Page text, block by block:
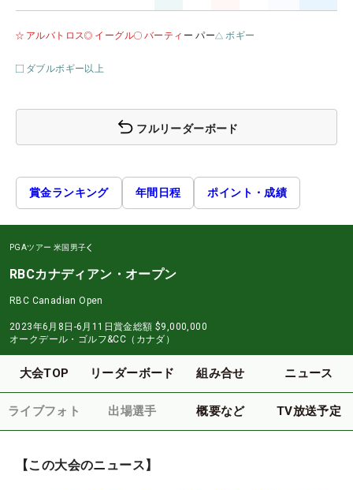
アルバトロス イーグル バーティ ー パー ボギー
ダブルボギー以上
フルリーダーボード
賞金ランキング 年間日程 ポイント・成績
PGAツアー 米国男子
RBCカナディアン・オープン
RBC Canadian Open
2023年6月8日-6月11日賞金総額 $9,000,000
オークデール・ゴルフ&CC（カナダ）
大会TOP リーダーボード 組み合せ ニュース
ライブフォト 出場選手 概要など TV放送予定
【この大会のニュース】